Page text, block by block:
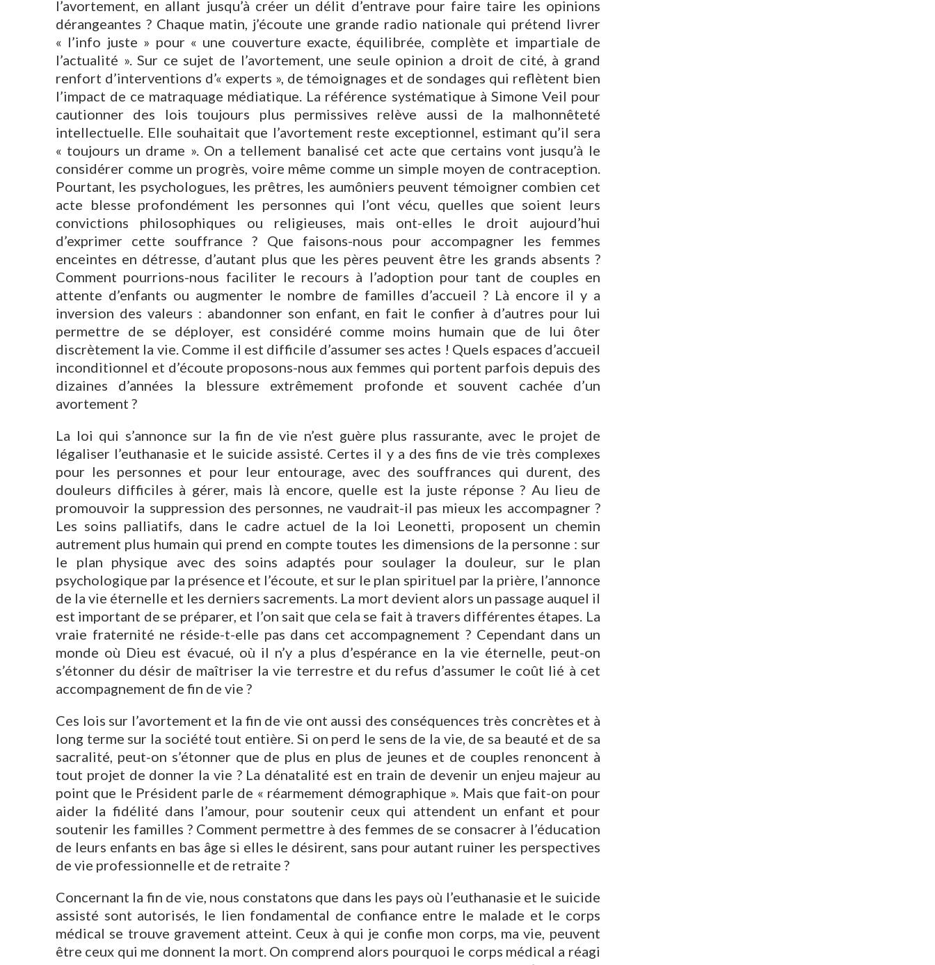
l’avortement, en allant jusqu’à créer un délit d’entrave pour faire taire les opinions
dérangeantes ? Chaque matin, j’écoute une grande radio nationale qui prétend livrer
« l’info juste » pour « une couverture exacte, équilibrée, complète et impartiale de
l’actualité ». Sur ce sujet de l’avortement, une seule opinion a droit de cité, à grand
renfort d’interventions d’« experts », de témoignages et de sondages qui reflètent bien
l’impact de ce matraquage médiatique. La référence systématique à Simone Veil pour
cautionner des lois toujours plus permissives relève aussi de la malhonnêteté
intellectuelle. Elle souhaitait que l’avortement reste exceptionnel, estimant qu’il sera
« toujours un drame ». On a tellement banalisé cet acte que certains vont jusqu’à le
considérer comme un progrès, voire même comme un simple moyen de contraception.
Pourtant, les psychologues, les prêtres, les aumôniers peuvent témoigner combien cet
acte blesse profondément les personnes qui l’ont vécu, quelles que soient leurs
convictions philosophiques ou religieuses, mais ont-elles le droit aujourd’hui
d’exprimer cette souffrance ? Que faisons-nous pour accompagner les femmes
enceintes en détresse, d’autant plus que les pères peuvent être les grands absents ?
Comment pourrions-nous faciliter le recours à l’adoption pour tant de couples en
attente d’enfants ou augmenter le nombre de familles d’accueil ? Là encore il y a
inversion des valeurs : abandonner son enfant, en fait le confier à d’autres pour lui
permettre de se déployer, est considéré comme moins humain que de lui ôter
discrètement la vie. Comme il est difficile d’assumer ses actes ! Quels espaces d’accueil
inconditionnel et d’écoute proposons-nous aux femmes qui portent parfois depuis des
dizaines d’années la blessure extrêmement profonde et souvent cachée d’un
avortement ?
La loi qui s’annonce sur la fin de vie n’est guère plus rassurante, avec le projet de
légaliser l’euthanasie et le suicide assisté. Certes il y a des fins de vie très complexes
pour les personnes et pour leur entourage, avec des souffrances qui durent, des
douleurs difficiles à gérer, mais là encore, quelle est la juste réponse ? Au lieu de
promouvoir la suppression des personnes, ne vaudrait-il pas mieux les accompagner ?
Les soins palliatifs, dans le cadre actuel de la loi Leonetti, proposent un chemin
autrement plus humain qui prend en compte toutes les dimensions de la personne : sur
le plan physique avec des soins adaptés pour soulager la douleur, sur le plan
psychologique par la présence et l’écoute, et sur le plan spirituel par la prière, l’annonce
de la vie éternelle et les derniers sacrements. La mort devient alors un passage auquel il
est important de se préparer, et l’on sait que cela se fait à travers différentes étapes. La
vraie fraternité ne réside-t-elle pas dans cet accompagnement ? Cependant dans un
monde où Dieu est évacué, où il n’y a plus d’espérance en la vie éternelle, peut-on
s’étonner du désir de maîtriser la vie terrestre et du refus d’assumer le coût lié à cet
accompagnement de fin de vie ?
Ces lois sur l’avortement et la fin de vie ont aussi des conséquences très concrètes et à
long terme sur la société tout entière. Si on perd le sens de la vie, de sa beauté et de sa
sacralité, peut-on s’étonner que de plus en plus de jeunes et de couples renoncent à
tout projet de donner la vie ? La dénatalité est en train de devenir un enjeu majeur au
point que le Président parle de « réarmement démographique ». Mais que fait-on pour
aider la fidélité dans l’amour, pour soutenir ceux qui attendent un enfant et pour
soutenir les familles ? Comment permettre à des femmes de se consacrer à l’éducation
de leurs enfants en bas âge si elles le désirent, sans pour autant ruiner les perspectives
de vie professionnelle et de retraite ?
Concernant la fin de vie, nous constatons que dans les pays où l’euthanasie et le suicide
assisté sont autorisés, le lien fondamental de confiance entre le malade et le corps
médical se trouve gravement atteint. Ceux à qui je confie mon corps, ma vie, peuvent
être ceux qui me donnent la mort. On comprend alors pourquoi le corps médical a réagi